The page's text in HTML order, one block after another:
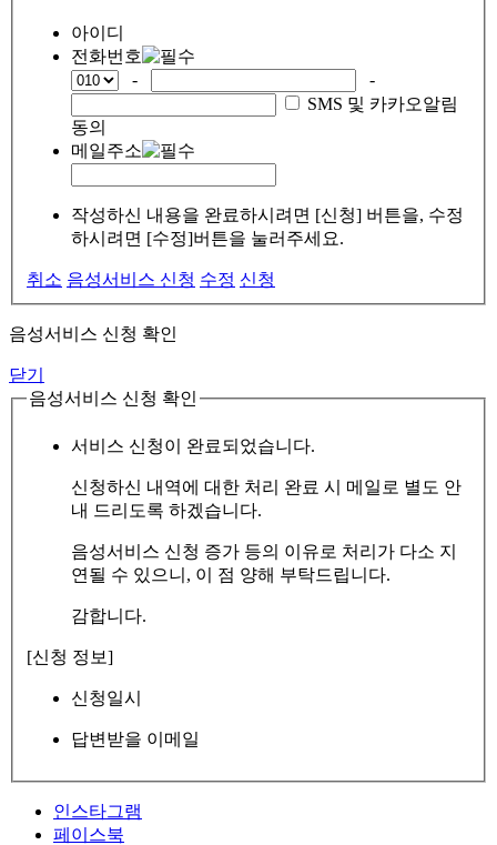
아이디
전화번호
-
-
SMS 및 카카오알림
동의
메일주소
작성하신 내용을 완료하시려면 [신청] 버튼을, 수정
하시려면 [수정]버튼을 눌러주세요.
취소 음성서비스 신청 수정 신청
음성서비스 신청 확인
닫기
음성서비스 신청 확인
서비스 신청이 완료되었습니다.
신청하신 내역에 대한 처리 완료 시 메일로 별도 안
내 드리도록 하겠습니다.
음성서비스 신청 증가 등의 이유로 처리가 다소 지
연될 수 있으니, 이 점 양해 부탁드립니다.
감합니다.
[신청 정보]
신청일시
답변받을 이메일
인스타그램
페이스북